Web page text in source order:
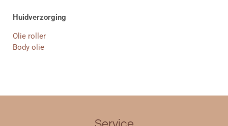
Huidverzorging
Olie roller
Body olie